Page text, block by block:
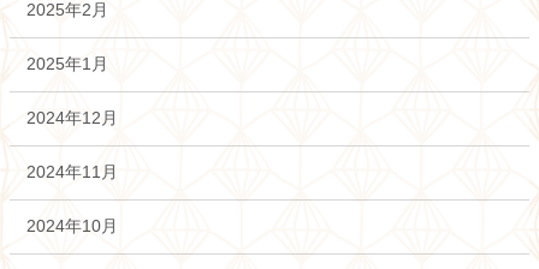
2025年2月
2025年1月
2024年12月
2024年11月
2024年10月